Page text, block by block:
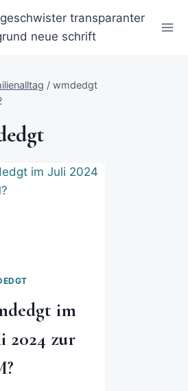
/ wmdedgt
im
2024 zur